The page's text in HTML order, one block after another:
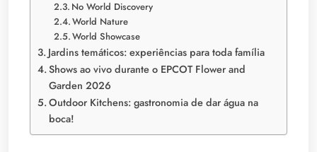
No World Discovery
World Nature
World Showcase
Jardins temáticos: experiências para toda família
Shows ao vivo durante o EPCOT Flower and
Garden 2026
Outdoor Kitchens: gastronomia de dar água na
boca!